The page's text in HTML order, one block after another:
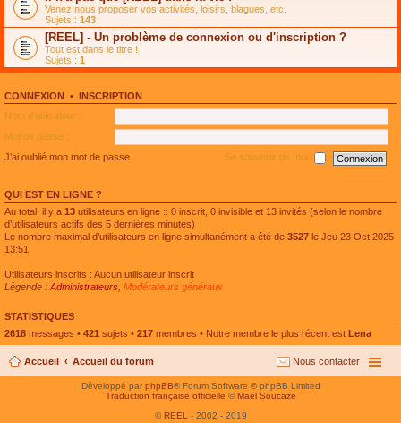
u
l
e
p
l
u
s
é
c
e
n
t
n
o
n
l
u
l
e
l
u
s
é
e
s
a
g
e
n
o
n
u
l
e
l
s
e
n
t
Venez nous proposer vos activités, loisirs, blagues, etc.
Sujets : 143
[REEL] - Un problème de connexion ou d'inscription ?
Tout est dans le titre !
Sujets : 1
CONNEXION • INSCRIPTION
Nom d’utilisateur :
Mot de passe :
J’ai oublié mon mot de passe
Se souvenir de moi
QUI EST EN LIGNE ?
Au total, il y a 13 utilisateurs en ligne :: 0 inscrit, 0 invisible et 13 invités (selon le nombre
d’utilisateurs actifs des 5 dernières minutes)
Le nombre maximal d’utilisateurs en ligne simultanément a été de 3527 le Jeu 23 Oct 2025
13:51
Utilisateurs inscrits : Aucun utilisateur inscrit
Légende : Administrateurs Modérateurs généraux
STATISTIQUES
2618 messages • 421 sujets • 217 membres • Notre membre le plus récent est Lena
Accueil Accueil du forum Nous contacter
Développé parphpBB® Forum Software © phpBB Limited
Traduction française officielle © Maël Soucaze
© REEL - 2002 - 2019